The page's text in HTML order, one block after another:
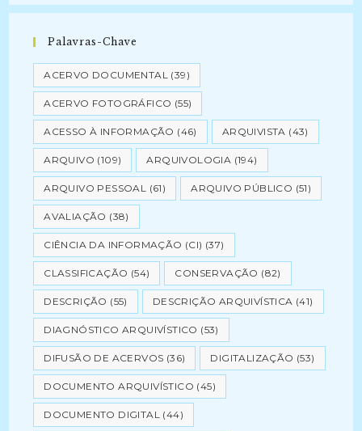
Palavras-Chave
ACERVO DOCUMENTAL (39)
ACERVO FOTOGRÁFICO (55)
ACESSO À INFORMAÇÃO (46) ARQUIVISTA (43)
ARQUIVO (109) ARQUIVOLOGIA (194)
ARQUIVO PESSOAL (61) ARQUIVO PÚBLICO (51)
AVALIAÇÃO (38)
CIÊNCIA DA INFORMAÇÃO (CI) (37)
CLASSIFICAÇÃO (54) CONSERVAÇÃO (82)
DESCRIÇÃO (55) DESCRIÇÃO ARQUIVÍSTICA (41)
DIAGNÓSTICO ARQUIVÍSTICO (53)
DIFUSÃO DE ACERVOS (36) DIGITALIZAÇÃO (53)
DOCUMENTO ARQUIVÍSTICO (45)
DOCUMENTO DIGITAL (44)